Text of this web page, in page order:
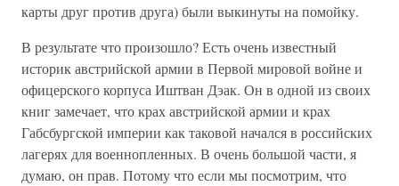
карты друг против друга) были выкинуты на помойку.
В результате что произошло? Есть очень известный
историк австрийской армии в Первой мировой войне и
офицерского корпуса Иштван Дэак. Он в одной из своих
книг замечает, что крах австрийской армии и крах
Габсбургской империи как таковой начался в российских
лагерях для военнопленных. В очень большой части, я
думаю, он прав. Потому что если мы посмотрим, что